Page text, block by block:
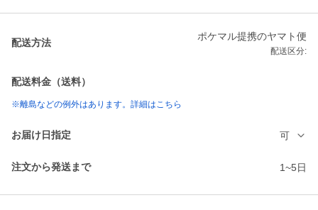
配送方法
ポケマル提携のヤマト便
配送区分:
配送料金（送料）
※離島などの例外はあります。詳細はこちら
お届け日指定 可
注文から発送まで 1~5日